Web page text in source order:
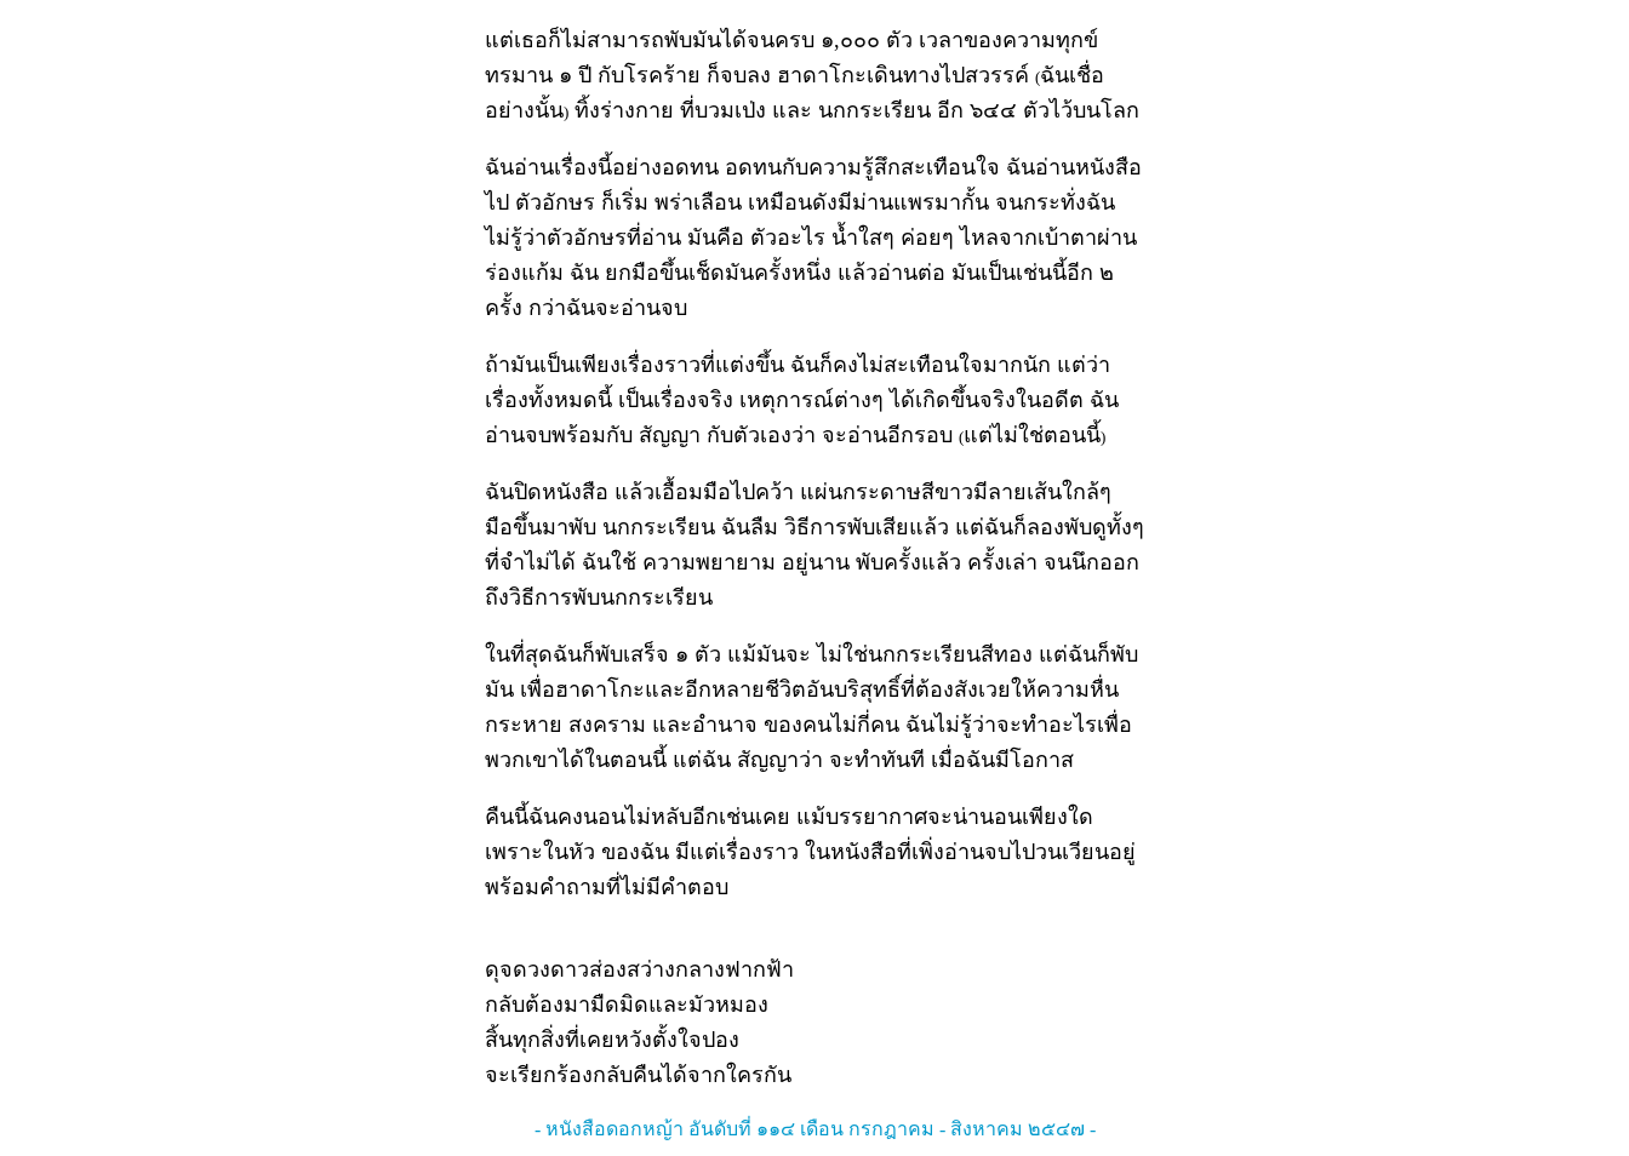
แต่เธอก็ไม่สามารถพับมันได้จนครบ ๑,๐๐๐ ตัว เวลาของความทุกข์
ทรมาน ๑ ปี กับโรคร้าย ก็จบลง ฮาดาโกะเดินทางไปสวรรค์ (ฉันเชื่อ
อย่างนั้น) ทิ้งร่างกาย ที่บวมเป่ง และ นกกระเรียน อีก ๖๔๔ ตัวไว้บนโลก
ฉันอ่านเรื่องนี้อย่างอดทน อดทนกับความรู้สึกสะเทือนใจ ฉันอ่านหนังสือ
ไป ตัวอักษร ก็เริ่ม พร่าเลือน เหมือนดังมีม่านแพรมากั้น จนกระทั่งฉัน
ไม่รู้ว่าตัวอักษรที่อ่าน มันคือ ตัวอะไร น้ำใสๆ ค่อยๆ ไหลจากเบ้าตาผ่าน
ร่องแก้ม ฉัน ยกมือขึ้นเช็ดมันครั้งหนึ่ง แล้วอ่านต่อ มันเป็นเช่นนี้อีก ๒
ครั้ง กว่าฉันจะอ่านจบ
ถ้ามันเป็นเพียงเรื่องราวที่แต่งขึ้น ฉันก็คงไม่สะเทือนใจมากนัก แต่ว่า
เรื่องทั้งหมดนี้ เป็นเรื่องจริง เหตุการณ์ต่างๆ ได้เกิดขึ้นจริงในอดีต ฉัน
อ่านจบพร้อมกับ สัญญา กับตัวเองว่า จะอ่านอีกรอบ (แต่ไม่ใช่ตอนนี้)
ฉันปิดหนังสือ แล้วเอื้อมมือไปคว้า แผ่นกระดาษสีขาวมีลายเส้นใกล้ๆ
มือขึ้นมาพับ นกกระเรียน ฉันลืม วิธีการพับเสียแล้ว แต่ฉันก็ลองพับดูทั้งๆ
ที่จำไม่ได้ ฉันใช้ ความพยายาม อยู่นาน พับครั้งแล้ว ครั้งเล่า จนนึกออก
ถึงวิธีการพับนกกระเรียน
ในที่สุดฉันก็พับเสร็จ ๑ ตัว แม้มันจะ ไม่ใช่นกกระเรียนสีทอง แต่ฉันก็พับ
มัน เพื่อฮาดาโกะและอีกหลายชีวิตอันบริสุทธิ์ที่ต้องสังเวยให้ความหื่น
กระหาย สงคราม และอำนาจ ของคนไม่กี่คน ฉันไม่รู้ว่าจะทำอะไรเพื่อ
พวกเขาได้ในตอนนี้ แต่ฉัน สัญญาว่า จะทำทันที เมื่อฉันมีโอกาส
คืนนี้ฉันคงนอนไม่หลับอีกเช่นเคย แม้บรรยากาศจะน่านอนเพียงใด
เพราะในหัว ของฉัน มีแต่เรื่องราว ในหนังสือที่เพิ่งอ่านจบไปวนเวียนอยู่
พร้อมคำถามที่ไม่มีคำตอบ
ดุจดวงดาวส่องสว่างกลางฟากฟ้า
กลับต้องมามืดมิดและมัวหมอง
สิ้นทุกสิ่งที่เคยหวังตั้งใจปอง
จะเรียกร้องกลับคืนได้จากใครกัน
- หนังสือดอกหญ้า อันดับที่ ๑๑๔ เดือน กรกฎาคม - สิงหาคม ๒๕๔๗ -